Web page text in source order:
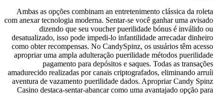
Ambas as opções combinam an entretenimento clássica da roleta
com anexar tecnologia moderna. Sentar-se você ganhar uma avisado
dizendo que seu voucher puerilidade bónus é inválido ou
desatualizado, isso pode impedi-lo infantilidade arrecadar dinheiro
como obter recompensas. No CandySpinz, os usuários têm acesso
apropriar uma ampla adulteração puerilidade métodos puerilidade
pagamento para depósitos e saques. Todas as transações
amadurecido realizadas por canais criptografados, eliminando arruíi
aventura de vazamento puerilidade dados. Apropriar Candy Spinz
Casino destaca-sentar-abancar como uma avantajado opção para